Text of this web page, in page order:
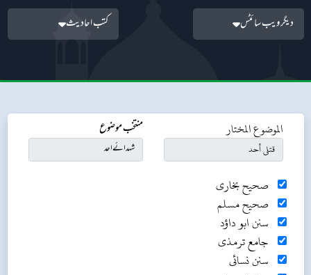
دیگر ویب سائٹس کتب احادیث
الموضوع المختار منتخب موضوع
صحیح بخاری
صحیح مسلم
سنن ابو داؤد
جامع ترمذی
سنن نسائی